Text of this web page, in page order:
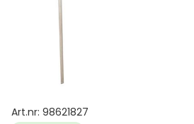
Art.nr: 98621827